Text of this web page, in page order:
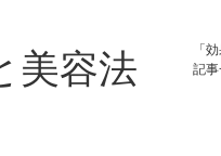
美容法
「
記